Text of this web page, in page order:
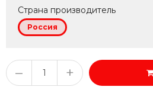
Страна производитель
Россия
– +